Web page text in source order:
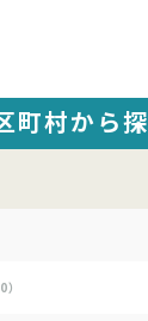
町村から
）